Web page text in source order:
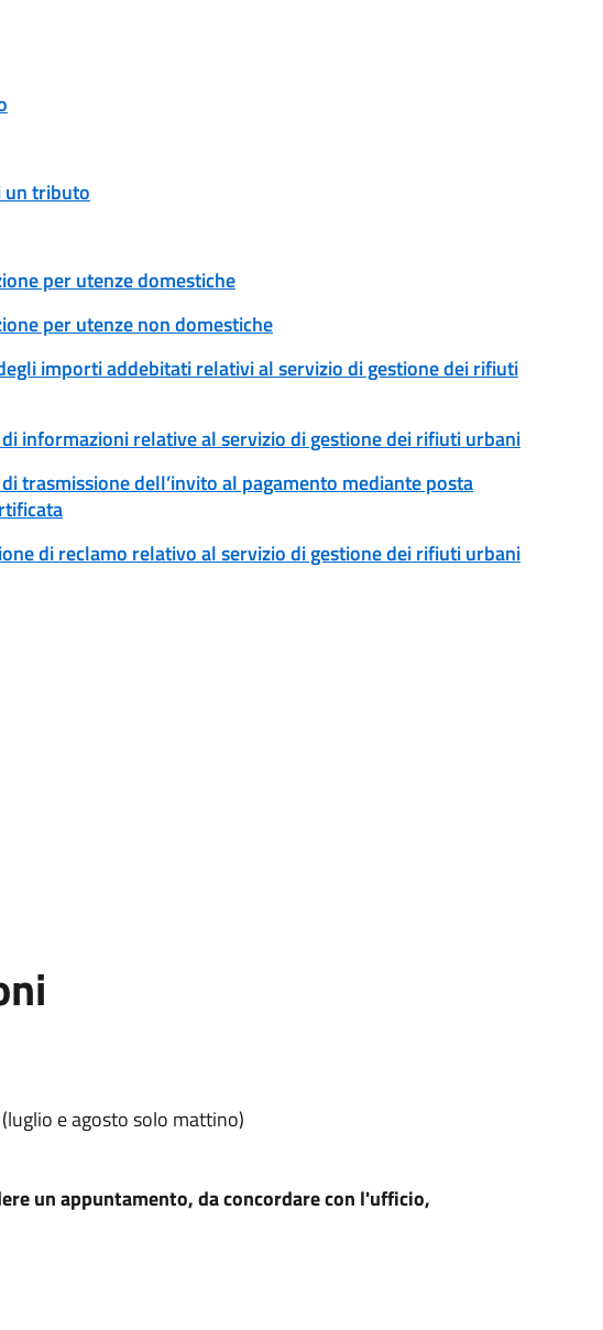
un tributo
per utenze domestiche
per utenze non domestiche
importi addebitati relativi al servizio di gestione dei rifiuti
informazioni relative al servizio di gestione dei rifiuti urbani
trasmissione dell’invito al pagamento mediante posta
di reclamo relativo al servizio di gestione dei rifiuti urbani
e agosto solo mattino)
un appuntamento, da concordare con l'ufficio,